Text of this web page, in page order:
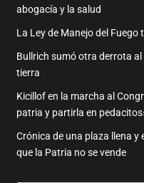
abogacía y la salud
La Ley de Manejo del Fuego
Bullrich sumó otra derrota
tierra
Kicillof en la marcha al
patria y partirla en
Crónica de una plaza llena
que la Patria no se vende